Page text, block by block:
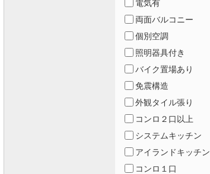
電気有
両面バルコニー
個別空調
照明器具付き
バイク置場あり
免震構造
外観タイル張り
コンロ２口以上
システムキッチン
アイランドキッチン
コンロ１口